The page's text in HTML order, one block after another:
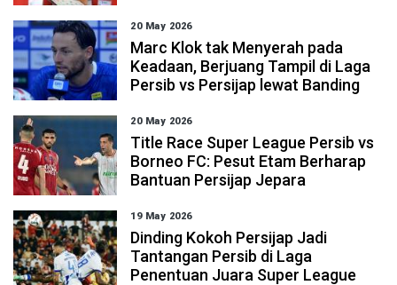
20 May 2026
Marc Klok tak Menyerah pada
Keadaan, Berjuang Tampil di Laga
Persib vs Persijap lewat Banding
20 May 2026
Title Race Super League Persib vs
Borneo FC: Pesut Etam Berharap
Bantuan Persijap Jepara
19 May 2026
Dinding Kokoh Persijap Jadi
Tantangan Persib di Laga
Penentuan Juara Super League